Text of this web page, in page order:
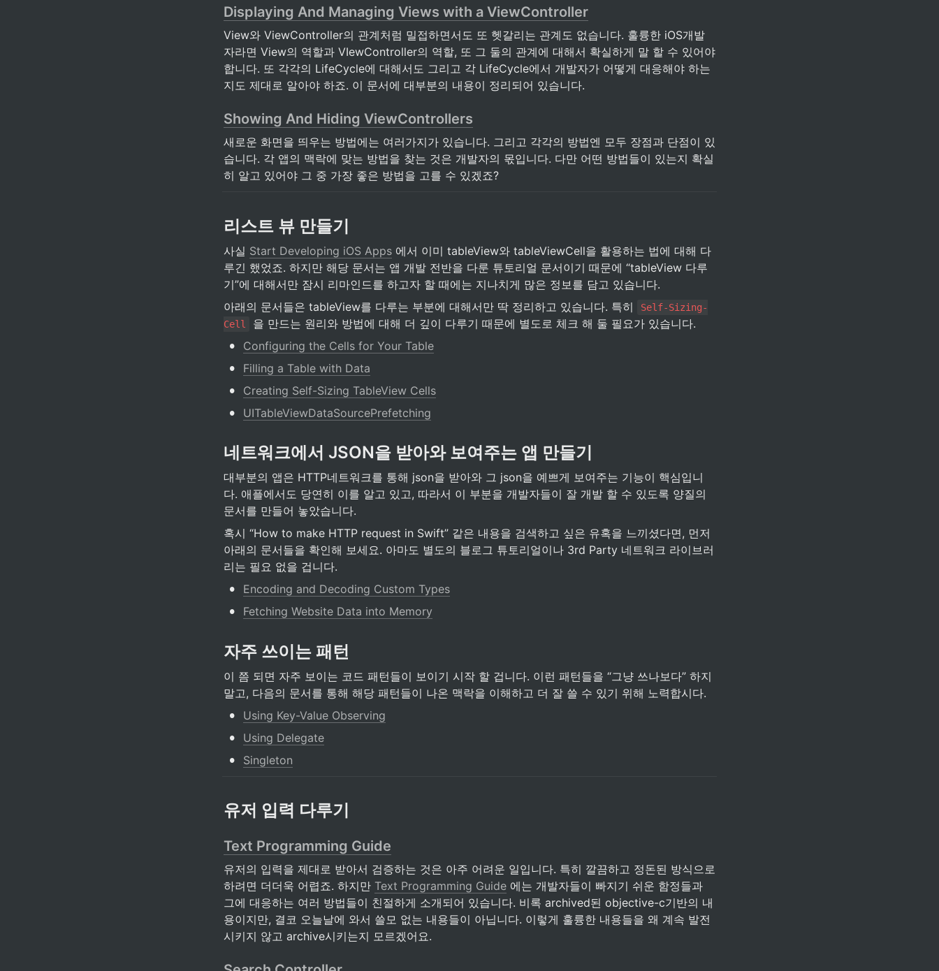
Displaying And Managing Views with a ViewController
View와 ViewController의 관계처럼 밀접하면서도 또 헷갈리는 관계도 없습니다. 훌륭한 iOS개발
자라면 View의 역할과 VIewController의 역할, 또 그 둘의 관계에 대해서 확실하게 말 할 수 있어야
합니다. 또 각각의 LifeCycle에 대해서도 그리고 각 LifeCycle에서 개발자가 어떻게 대응해야 하는
지도 제대로 알아야 하죠. 이 문서에 대부분의 내용이 정리되어 있습니다.
Showing And Hiding ViewControllers
새로운 화면을 띄우는 방법에는 여러가지가 있습니다. 그리고 각각의 방법엔 모두 장점과 단점이 있
습니다. 각 앱의 맥락에 맞는 방법을 찾는 것은 개발자의 몫입니다. 다만 어떤 방법들이 있는지 확실
히 알고 있어야 그 중 가장 좋은 방법을 고를 수 있겠죠?
리스트 뷰 만들기
사실 Start Developing iOS Apps 에서 이미 tableView와 tableViewCell을 활용하는 법에 대해 다
루긴 했었죠. 하지만 해당 문서는 앱 개발 전반을 다룬 튜토리얼 문서이기 때문에 “tableView 다루
기”에 대해서만 잠시 리마인드를 하고자 할 때에는 지나치게 많은 정보를 담고 있습니다.
아래의 문서들은 tableView를 다루는 부분에 대해서만 딱 정리하고 있습니다. 특히
Self-Sizing-
Cell
을 만드는 원리와 방법에 대해 더 깊이 다루기 때문에 별도로 체크 해 둘 필요가 있습니다.
• Configuring the Cells for Your Table
• Filling a Table with Data
• Creating Self-Sizing TableView Cells
• UITableViewDataSourcePrefetching
네트워크에서 JSON을 받아와 보여주는 앱 만들기
대부분의 앱은 HTTP네트워크를 통해 json을 받아와 그 json을 예쁘게 보여주는 기능이 핵심입니
다. 애플에서도 당연히 이를 알고 있고, 따라서 이 부분을 개발자들이 잘 개발 할 수 있도록 양질의
문서를 만들어 놓았습니다.
혹시 “How to make HTTP request in Swift” 같은 내용을 검색하고 싶은 유혹을 느끼셨다면, 먼저
아래의 문서들을 확인해 보세요. 아마도 별도의 블로그 튜토리얼이나 3rd Party 네트워크 라이브러
리는 필요 없을 겁니다.
• Encoding and Decoding Custom Types
• Fetching Website Data into Memory
자주 쓰이는 패턴
이 쯤 되면 자주 보이는 코드 패턴들이 보이기 시작 할 겁니다. 이런 패턴들을 “그냥 쓰나보다” 하지
말고, 다음의 문서를 통해 해당 패턴들이 나온 맥락을 이해하고 더 잘 쓸 수 있기 위해 노력합시다.
• Using Key-Value Observing
• Using Delegate
• Singleton
유저 입력 다루기
Text Programming Guide
유저의 입력을 제대로 받아서 검증하는 것은 아주 어려운 일입니다. 특히 깔끔하고 정돈된 방식으로
하려면 더더욱 어렵죠. 하지만 Text Programming Guide 에는 개발자들이 빠지기 쉬운 함정들과
그에 대응하는 여러 방법들이 친절하게 소개되어 있습니다. 비록 archived된 objective-c기반의 내
용이지만, 결코 오늘날에 와서 쓸모 없는 내용들이 아닙니다. 이렇게 훌륭한 내용들을 왜 계속 발전
시키지 않고 archive시키는지 모르겠어요.